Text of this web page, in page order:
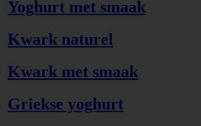
Yoghurt met smaak
Kwark naturel
Kwark met smaak
Griekse yoghurt